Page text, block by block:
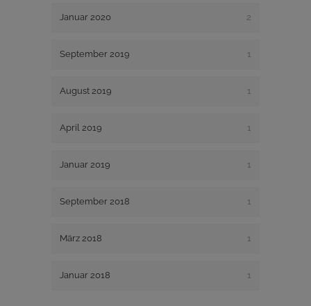
Januar 2020 2
September 2019 1
August 2019 1
April 2019 1
Januar 2019 1
September 2018 1
März 2018 1
Januar 2018 1